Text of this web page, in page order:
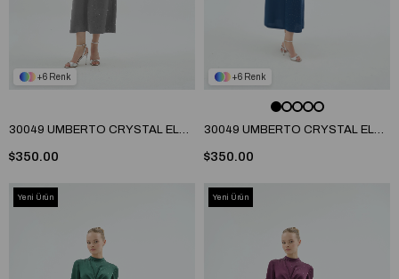
6
30049 UMBERTO CRYSTAL ELBİSE Gümüş
$350.00
6
30049 UMBERTO CRYSTAL ELBİSE Lacivert
$350.00
Yeni Ürün Yeni Ürün